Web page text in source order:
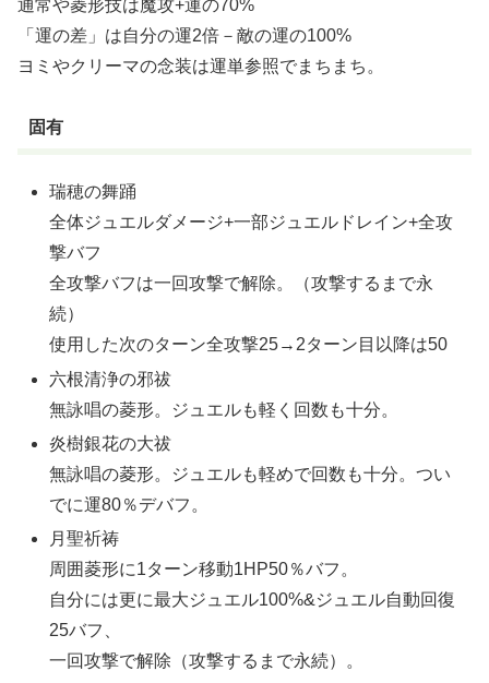
通常や菱形技は魔攻+運の70%
「運の差」は自分の運2倍－敵の運の100%
ヨミやクリーマの念装は運単参照でまちまち。
固有
瑞穂の舞踊
全体ジュエルダメージ+一部ジュエルドレイン+全攻
撃バフ
全攻撃バフは一回攻撃で解除。（攻撃するまで永
続）
使用した次のターン全攻撃25→2ターン目以降は50
六根清浄の邪祓
無詠唱の菱形。ジュエルも軽く回数も十分。
炎樹銀花の大祓
無詠唱の菱形。ジュエルも軽めで回数も十分。つい
でに運80％デバフ。
月聖祈祷
周囲菱形に1ターン移動1HP50％バフ。
自分には更に最大ジュエル100%&ジュエル自動回復
25バフ、
一回攻撃で解除（攻撃するまで永続）。